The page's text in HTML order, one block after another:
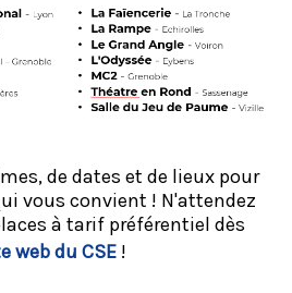
de dates et de lieux pour
vous convient ! N'attendez
à tarif préférentiel dès
web du CSE !